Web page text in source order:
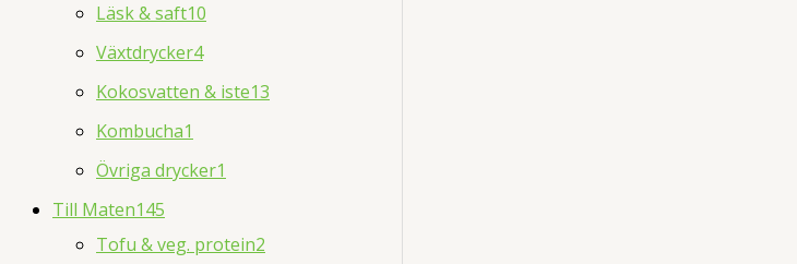
Läsk & saft10
Växtdrycker4
Kokosvatten & iste13
Kombucha1
Övriga drycker1
Till Maten145
Tofu & veg. protein2